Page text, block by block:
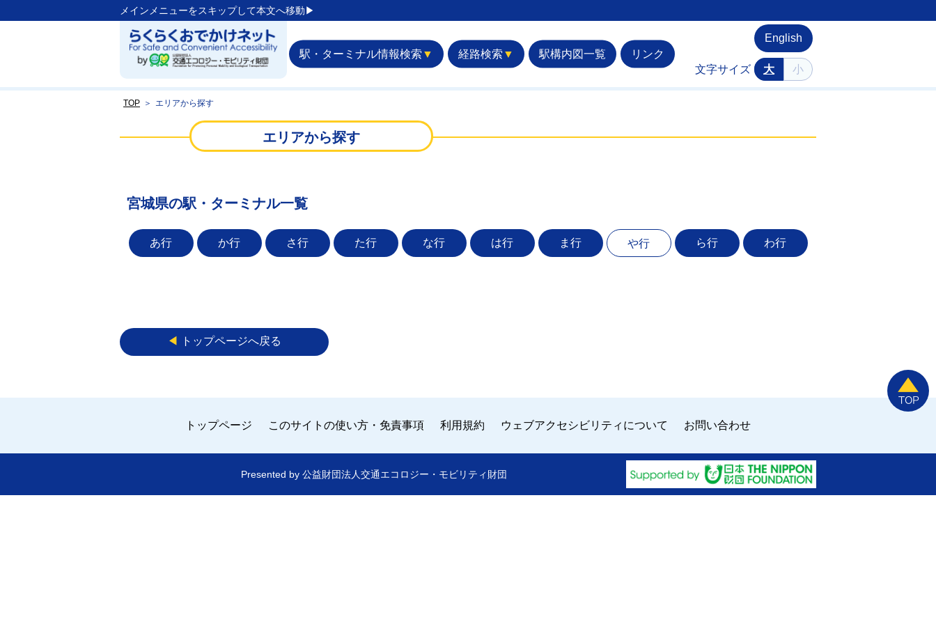
メインメニューをスキップして本文へ移動▶︎
駅・ターミナル情報検索 ▼ 経路検索 ▼ 駅構内図一覧 リンク
English
文字サイズ 大 小
TOP ＞ エリアから探す
エリアから探す
宮城県の駅・ターミナル一覧
あ行 か行 さ行 た行 な行 は行 ま行 や行 ら行 わ行
◀︎ トップページへ戻る
トップページ このサイトの使い方・免責事項 利用規約 ウェブアクセシビリティについて お問い合わせ
Presented by 公益財団法人交通エコロジー・モビリティ財団